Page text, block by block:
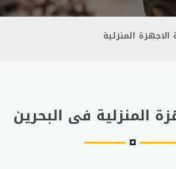
الاجهزة المنزلية
المنزلية فى البحرين